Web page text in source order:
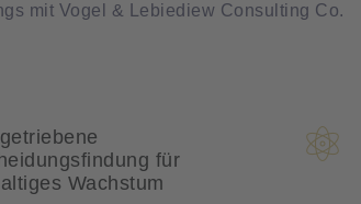
mit Vogel & Lebiediew Consulting Co.
für
Wachstum